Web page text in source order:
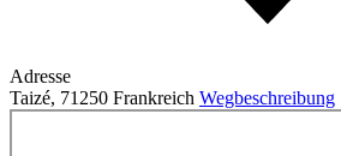
Adresse
Taizé, 71250 Frankreich Wegbeschreibung